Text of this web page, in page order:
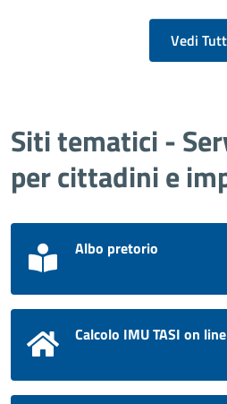
Vedi
Siti tematici -
per cittadini e
Albo pretorio
Calcolo IMU TASI on line